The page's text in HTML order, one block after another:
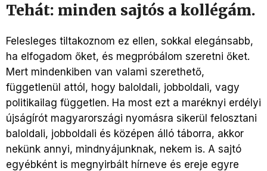
Tehát: minden sajtós a kollégám.
Felesleges tiltakoznom ez ellen, sokkal elegánsabb,
ha elfogadom őket, és megpróbálom szeretni őket.
Mert mindenkiben van valami szerethető,
függetlenül attól, hogy baloldali, jobboldali, vagy
politikailag független. Ha most ezt a maréknyi erdélyi
újságírót magyarországi nyomásra sikerül felosztani
baloldali, jobboldali és középen álló táborra, akkor
nekünk annyi, mindnyájunknak, nekem is. A sajtó
egyébként is megnyirbált hírneve és ereje egyre